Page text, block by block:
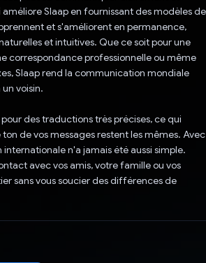
Slaap en fournissant des modèles de
et s'améliorent en permanence,
et intuitives. Que ce soit pour une
correspondance professionnelle ou même
Slaap rend la communication mondiale
voisin.
des traductions très précises, ce qui
de vos messages restent les mêmes. Avec
n'a jamais été aussi simple.
avec vos amis, votre famille ou vos
sans vous soucier des différences de